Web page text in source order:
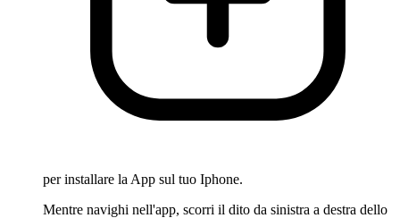
per installare la App sul tuo Iphone.
Mentre navighi nell'app, scorri il dito da sinistra a destra dello